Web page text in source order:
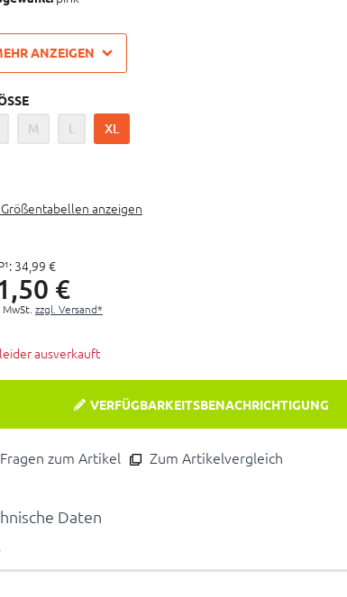
82% Polyamid, 18% Elasthan
ANZEIGEN
M L XL
Größentabellen anzeigen
34,99 €
50 €
zzgl. Versand*
leider ausverkauft
VERFÜGBARKEITSBENACHRICHTIGUNG
Fragen zum Artikel Zum Artikelvergleich
Daten